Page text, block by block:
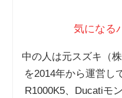
気になる
中の人は元スズキ（
を2014年から運営し
R1000K5、Ducatiモ